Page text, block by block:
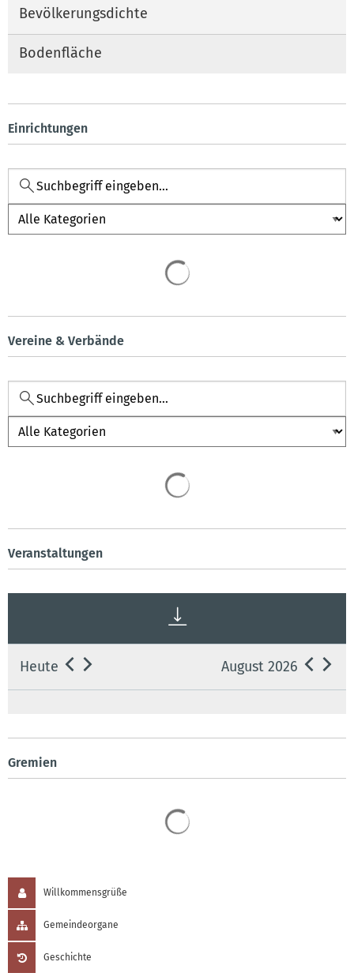
Bevölkerungsdichte
Bodenfläche
Einrichtungen
Kategorie
Vereine & Verbände
Kategorie
Veranstaltungen
Heute August 2026
Gremien
Willkommensgrüße
Gemeindeorgane
Geschichte